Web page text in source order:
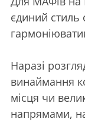
єдиний
Наразі
винаймання
місця чи
напрямами,